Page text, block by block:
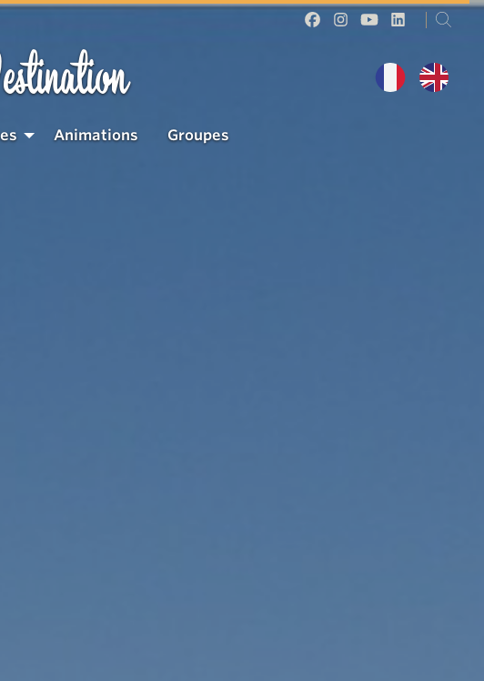
Animations Groupes